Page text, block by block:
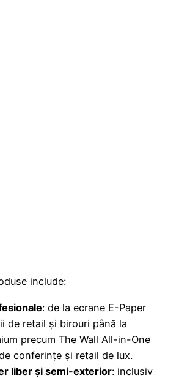
include:
: de la ecrane E-Paper
de retail și birouri până la
precum The Wall All-in-One
conferințe și retail de lux.
liber și semi-exterior: inclusiv